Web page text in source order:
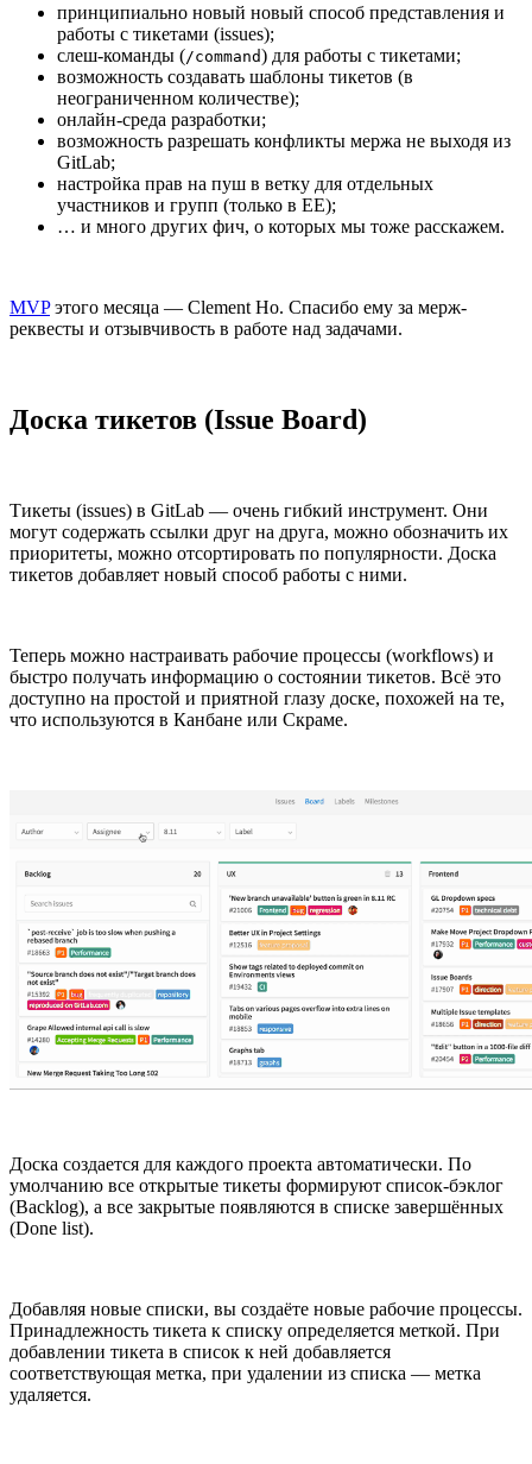
принципиально новый новый способ представления и
работы с тикетами (issues);
слеш-команды (/command) для работы с тикетами;
возможность создавать шаблоны тикетов (в
неограниченном количестве);
онлайн-среда разработки;
возможность разрешать конфликты мержа не выходя из
GitLab;
настройка прав на пуш в ветку для отдельных
участников и групп (только в ЕЕ);
… и много других фич, о которых мы тоже расскажем.
MVPэтого месяца — Clement Ho. Спасибо ему за мерж-
реквесты и отзывчивость в работе над задачами.
Доска тикетов (Issue Board)
Тикеты (issues) в GitLab — очень гибкий инструмент. Они
могут содержать ссылки друг на друга, можно обозначить их
приоритеты, можно отсортировать по популярности. Доска
тикетов добавляет новый способ работы с ними.
Теперь можно настраивать рабочие процессы (workflows) и
быстро получать информацию о состоянии тикетов. Всё это
доступно на простой и приятной глазу доске, похожей на те,
что используются в Канбане или Скраме.
Доска создается для каждого проекта автоматически. По
умолчанию все открытые тикеты формируют список-бэклог
(Backlog), а все закрытые появляются в списке завершённых
(Done list).
Добавляя новые списки, вы создаёте новые рабочие процессы.
Принадлежность тикета к списку определяется меткой. При
добавлении тикета в список к ней добавляется
соответствующая метка, при удалении из списка — метка
удаляется.